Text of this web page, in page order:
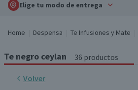
Elige tu modo de entrega
Home Despensa Te Infusiones y Mate
Te negro ceylan 36 productos
Volver